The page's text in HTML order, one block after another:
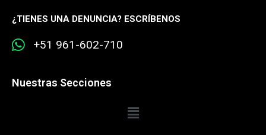
¿TIENES UNA DENUNCIA? ESCRÍBENOS
+51 961-602-710
Nuestras Secciones